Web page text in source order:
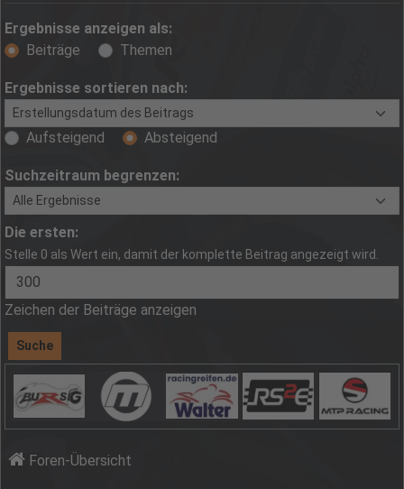
Ergebnisse anzeigen als:
Beiträge
Themen
Ergebnisse sortieren nach:
Aufsteigend Absteigend
Suchzeitraum begrenzen:
Die ersten:
Stelle 0 als Wert ein, damit der komplette Beitrag angezeigt wird.
Zeichen der Beiträge anzeigen
Foren-Übersicht